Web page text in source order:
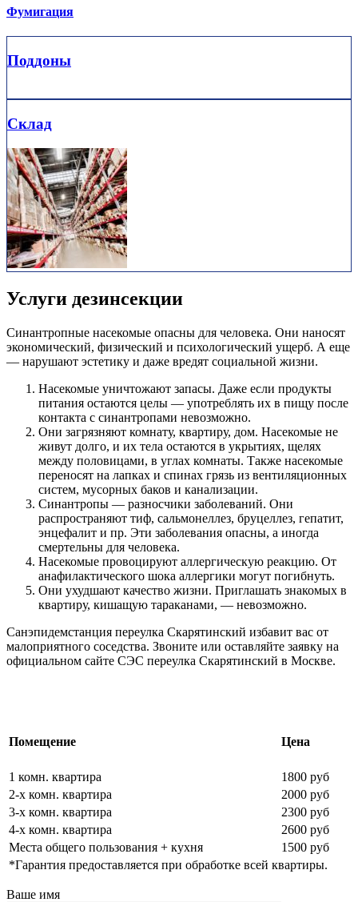
Фумигация
Поддоны
Склад
Услуги дезинсекции
Синантропные насекомые опасны для человека. Они наносят
экономический, физический и психологический ущерб. А еще
— нарушают эстетику и даже вредят социальной жизни.
Насекомые уничтожают запасы. Даже если продукты
питания остаются целы — употреблять их в пищу после
контакта с синантропами невозможно.
Они загрязняют комнату, квартиру, дом. Насекомые не
живут долго, и их тела остаются в укрытиях, щелях
между половицами, в углах комнаты. Также насекомые
переносят на лапках и спинах грязь из вентиляционных
систем, мусорных баков и канализации.
Синантропы — разносчики заболеваний. Они
распространяют тиф, сальмонеллез, бруцеллез, гепатит,
энцефалит и пр. Эти заболевания опасны, а иногда
смертельны для человека.
Насекомые провоцируют аллергическую реакцию. От
анафилактического шока аллергики могут погибнуть.
Они ухудшают качество жизни. Приглашать знакомых в
квартиру, кишащую тараканами, — невозможно.
Санэпидемстанция переулка Скарятинский избавит вас от
малоприятного соседства. Звоните или оставляйте заявку на
официальном сайте СЭС переулка Скарятинский в Москве.
Помещение Цена
1 комн. квартира
1800 руб
2-х комн. квартира
2000 руб
3-х комн. квартира
2300 руб
4-х комн. квартира
2600 руб
Места общего пользования + кухня
1500 руб
*Гарантия предоставляется при обработке всей квартиры.
Ваше имя